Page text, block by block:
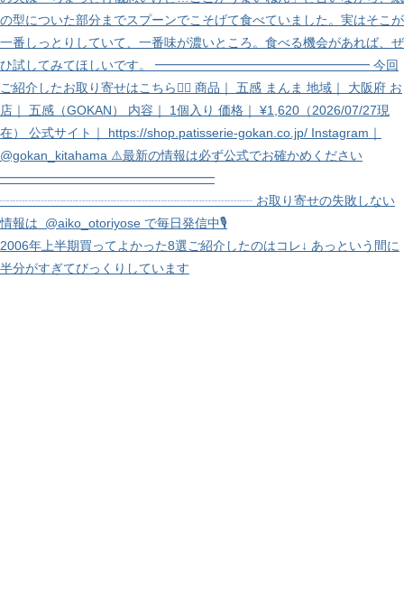
2006年上半期買ってよかった8選ご紹介したのはコレ↓ あっという間に
半分がすぎてびっくりしています